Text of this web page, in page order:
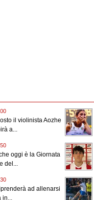
il violinista Aozhe
a...
oggi è la Giornata
del...
ad allenarsi
in...